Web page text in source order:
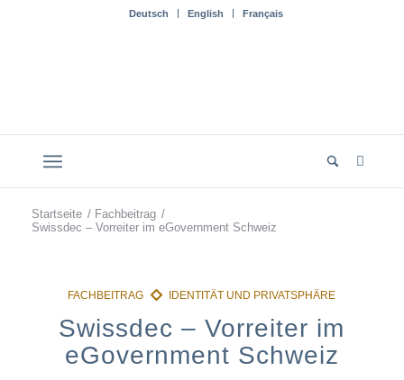
Deutsch English Français
Startseite / Fachbeitrag /
Swissdec – Vorreiter im eGovernment Schweiz
Swissdec – Vorreiter im
eGovernment Schweiz